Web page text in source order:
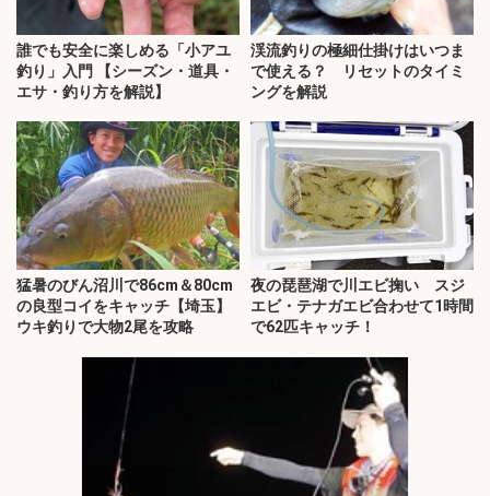
誰でも安全に楽しめる「小アユ
釣り」入門 【シーズン・道具・
エサ・釣り方を解説】
渓流釣りの極細仕掛けはいつま
で使える？ リセットのタイミ
ングを解説
猛暑のびん沼川で86cm＆80cm
の良型コイをキャッチ【埼玉】
ウキ釣りで大物2尾を攻略
夜の琵琶湖で川エビ掬い スジ
エビ・テナガエビ合わせて1時間
で62匹キャッチ！